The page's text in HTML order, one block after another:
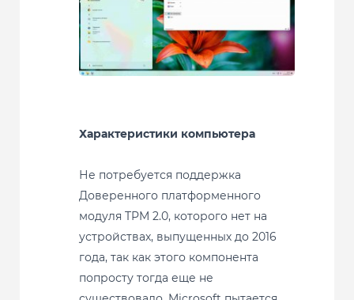
Характеристики компьютера
Не потребуется поддержка
Доверенного платформенного
модуля TPM 2.0, которого нет на
устройствах, выпущенных до 2016
года, так как этого компонента
попросту тогда еще не